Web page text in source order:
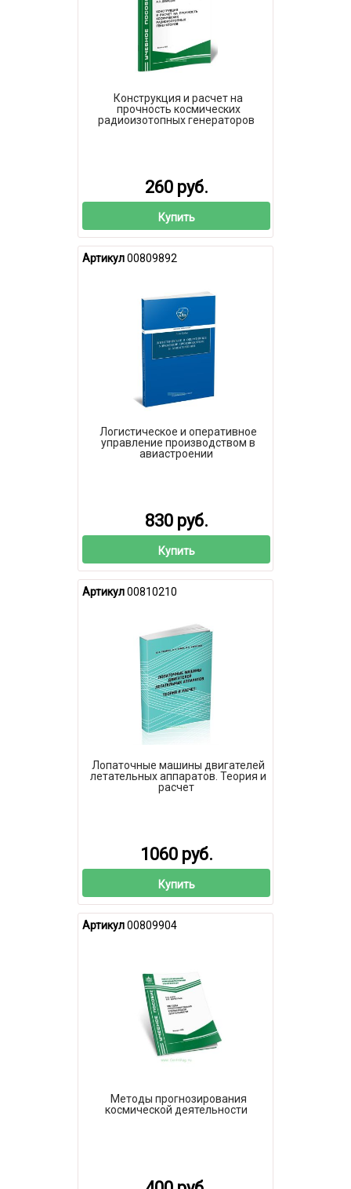
Конструкция и расчет на
прочность космических
радиоизотопных генераторов
260 руб.
Купить
Артикул00809892
Логистическое и оперативное
управление производством в
авиастроении
830 руб.
Купить
Артикул00810210
Лопаточные машины двигателей
летательных аппаратов. Теория и
расчет
1060 руб.
Купить
Артикул00809904
Методы прогнозирования
космической деятельности